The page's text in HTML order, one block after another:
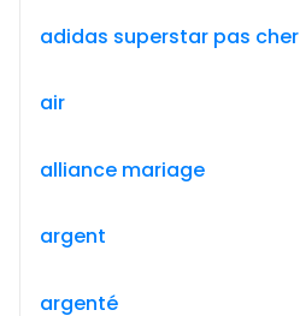
adidas superstar pas cher
air
alliance mariage
argent
argenté